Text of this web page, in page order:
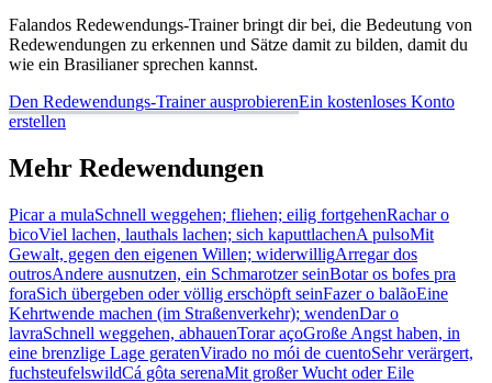
Falandos Redewendungs-Trainer bringt dir bei, die Bedeutung von
Redewendungen zu erkennen und Sätze damit zu bilden, damit du
wie ein Brasilianer sprechen kannst.
Den Redewendungs-Trainer ausprobierenEin kostenloses Konto
erstellen
Mehr Redewendungen
Picar a mulaSchnell weggehen; fliehen; eilig fortgehenRachar o
bicoViel lachen, lauthals lachen; sich kaputtlachenA pulsoMit
Gewalt, gegen den eigenen Willen; widerwilligArregar dos
outrosAndere ausnutzen, ein Schmarotzer seinBotar os bofes pra
foraSich übergeben oder völlig erschöpft seinFazer o balãoEine
Kehrtwende machen (im Straßenverkehr); wendenDar o
lavraSchnell weggehen, abhauenTorar açoGroße Angst haben, in
eine brenzlige Lage geratenVirado no mói de cuentoSehr verärgert,
fuchsteufelswildCá gôta serenaMit großer Wucht oder Eile